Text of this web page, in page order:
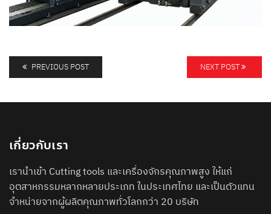
PREVIOUS POST NEXT POST
เกี่ยวกับเรา
เรานำเข้า Cutting tools และเครื่องจักรคุณภาพสูง ให้แก่
อุตสาหกรรมหลากหลายประเภท ในประเทศไทย และเป็นตัวแทน
จำหน่ายจากผู้ผลิตคุณภาพทั่วโลกกว่า 20 บริษัท